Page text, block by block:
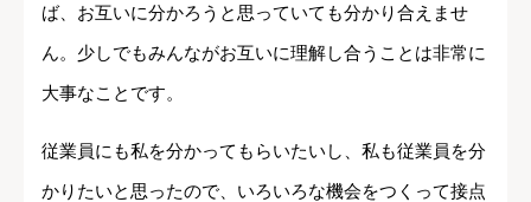
ば、お互いに分かろうと思っていても分かり合えませ
ん。少しでもみんながお互いに理解し合うことは非常に
大事なことです。
従業員にも私を分かってもらいたいし、私も従業員を分
かりたいと思ったので、いろいろな機会をつくって接点